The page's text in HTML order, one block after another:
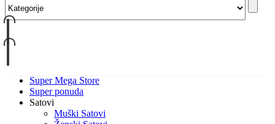
Super Mega Store
Super ponuda
Satovi
Muški Satovi